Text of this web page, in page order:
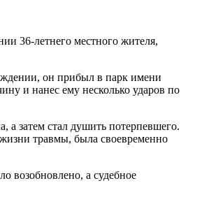
36-летнего местного жителя,
он прибыл в парк имени
и нанес ему несколько ударов по
а затем стал душить потерпевшего.
травмы, была своевременно
возобновлено, а судебное